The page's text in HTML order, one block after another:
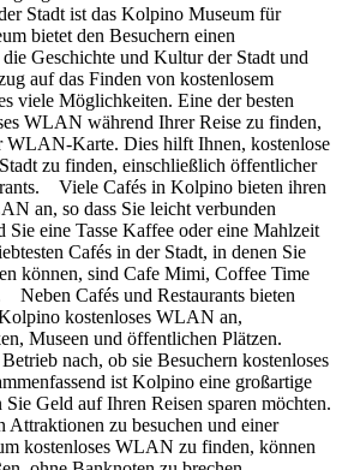
Stadt ist das Kolpino Museum für
bietet den Besuchern einen
Geschichte und Kultur der Stadt und
auf das Finden von kostenlosem
viele Möglichkeiten. Eine der besten
WLAN während Ihrer Reise zu finden,
WLAN-Karte. Dies hilft Ihnen, kostenlose
zu finden, einschließlich öffentlicher
Viele Cafés in Kolpino bieten ihren
an, so dass Sie leicht verbunden
Sie eine Tasse Kaffee oder eine Mahlzeit
Cafés in der Stadt, in denen Sie
können, sind Cafe Mimi, Coffee Time
Cafés und Restaurants bieten
kostenloses WLAN an,
Museen und öffentlichen Plätzen.
nach, ob sie Besuchern kostenloses
ist Kolpino eine großartige
Sie Geld auf Ihren Reisen sparen möchten.
Attraktionen zu besuchen und einer
kostenloses WLAN zu finden, können